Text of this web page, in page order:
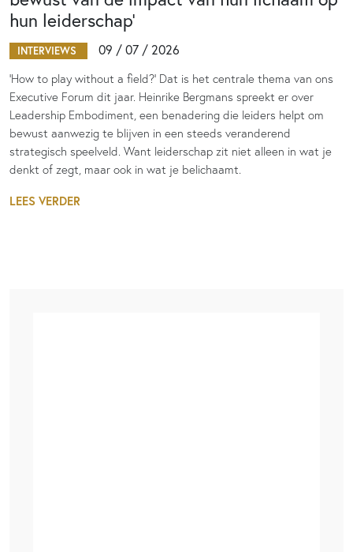
hun leiderschap’
INTERVIEWS 09 / 07 / 2026
‘How to play without a field?’ Dat is het centrale thema van ons
Executive Forum dit jaar. Heinrike Bergmans spreekt er over
Leadership Embodiment, een benadering die leiders helpt om
bewust aanwezig te blijven in een steeds veranderend
strategisch speelveld. Want leiderschap zit niet alleen in wat je
denkt of zegt, maar ook in wat je belichaamt.
LEES VERDER